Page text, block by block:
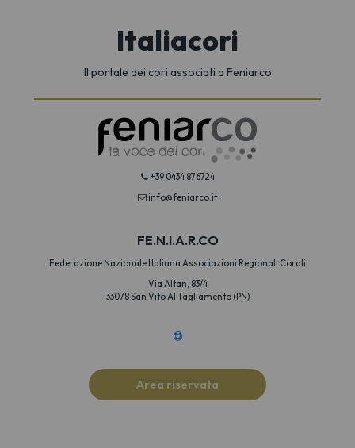
Italiacori
Il portale dei cori associati a Feniarco
+39 0434 876724
info@feniarco.it
FE.N.I.A.R.CO
Federazione Nazionale Italiana Associazioni Regionali Corali
Via Altan, 83/4
33078 San Vito Al Tagliamento (PN)
Area riservata